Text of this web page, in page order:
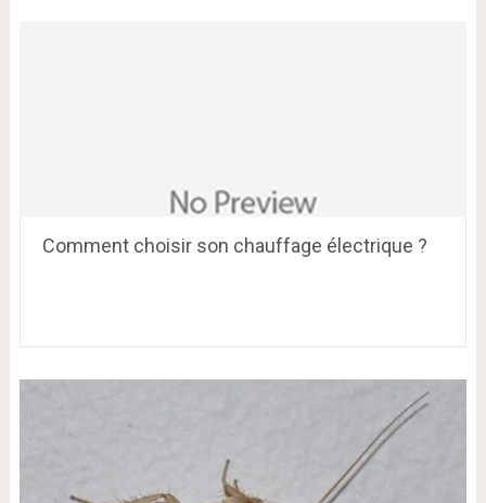
Comment choisir son chauffage électrique ?